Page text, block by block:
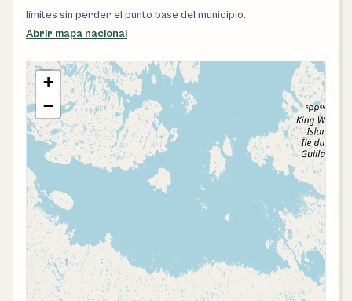
límites sin perder el punto base del municipio.
Abrir mapa nacional
+
−